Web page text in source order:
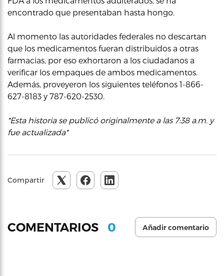
encontrado que presentaban hasta hongo.
Al momento las autoridades federales no descartan
que los medicamentos fueran distribuidos a otras
farmacias, por eso exhortaron a los ciudadanos a
verificar los empaques de ambos medicamentos.
Además, proveyeron los siguientes teléfonos 1-866-
627-8183 y 787-620-2530.
*Esta historia se publicó originalmente a las 7:38 a.m. y
fue actualizada*
Compartir
COMENTARIOS 0 Añadir comentario